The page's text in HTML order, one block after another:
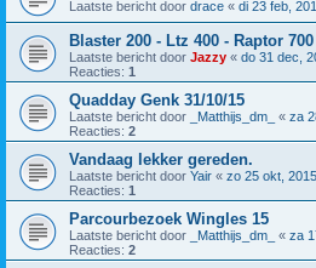
Laatste bericht door drace « di 23 feb,
Blaster 200 - Ltz 400 - Raptor 700
Laatste bericht door Jazzy « do 31 dec,
Reacties: 1
Quadday Genk 31/10/15
Laatste bericht door _Matthijs_dm_ « za
Reacties: 2
Vandaag lekker gereden.
Laatste bericht door Yair « zo 25 okt,
Reacties: 1
Parcourbezoek Wingles 15
Laatste bericht door _Matthijs_dm_ « za
Reacties: 2